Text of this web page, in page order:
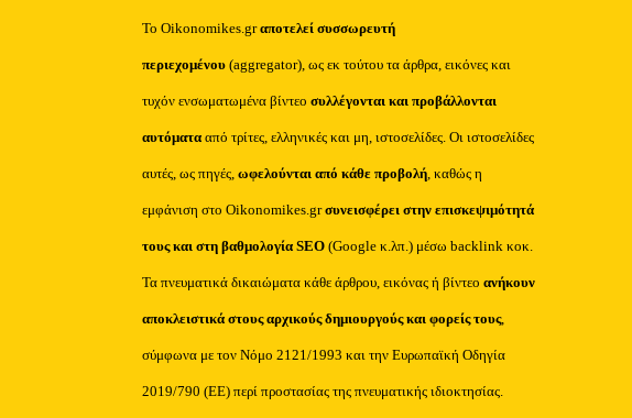
Το Oikonomikes.grαποτελεί συσσωρευτή
περιεχομένου (aggregator), ως εκ τούτου τα άρθρα, εικόνες και
τυχόν ενσωματωμένα βίντεοσυλλέγονται και προβάλλονται
αυτόματααπό τρίτες, ελληνικές και μη, ιστοσελίδες. Οι ιστοσελίδες
αυτές, ως πηγές,ωφελούνται από κάθε προβολή, καθώς η
εμφάνιση στο Oikonomikes.grσυνεισφέρει στην επισκεψιμότητά
τους και στη βαθμολογία SEO (Google κ.λπ.) μέσω backlink κοκ.
Τα πνευματικά δικαιώματα κάθε άρθρου, εικόνας ή βίντεοανήκουν
αποκλειστικά στους αρχικούς δημιουργούς και φορείς τους,
σύμφωνα με τον Νόμο 2121/1993 και την Ευρωπαϊκή Οδηγία
2019/790 (ΕΕ) περί προστασίας της πνευματικής ιδιοκτησίας.